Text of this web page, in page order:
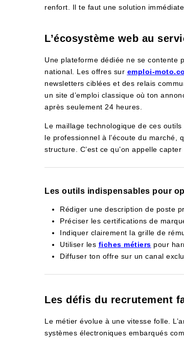
renfort. Il te faut une solution
L’écosystème web au
Une plateforme dédiée ne se contente
national. Les offres sur emploi-
newsletters ciblées et des relais
un site d’emploi classique où ton
après seulement 24 heures.
Le maillage technologique de ces
le professionnel à l’écoute du marché,
structure. C’est ce qu’on appelle
Les outils indispensables pour
Rédiger une description de poste
Préciser les certifications de
Indiquer clairement la grille de
Utiliser les fiches métiers pour
Diffuser ton offre sur un canal
Les défis du recrutement
Le métier évolue à une vitesse folle.
systèmes électroniques embarqués